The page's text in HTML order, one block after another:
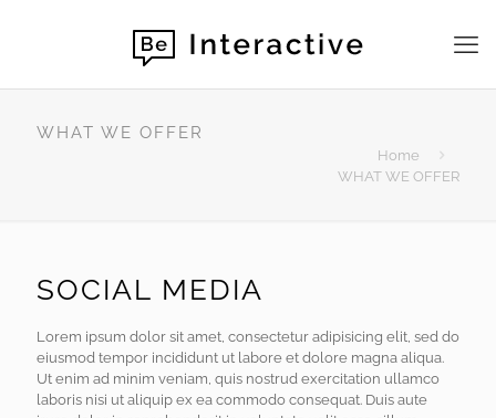
WHAT WE OFFER
Home
WHAT WE OFFER
SOCIAL MEDIA
Lorem ipsum dolor sit amet, consectetur adipisicing elit, sed do
eiusmod tempor incididunt ut labore et dolore magna aliqua.
Ut enim ad minim veniam, quis nostrud exercitation ullamco
laboris nisi ut aliquip ex ea commodo consequat. Duis aute